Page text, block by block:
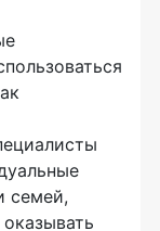
семей,